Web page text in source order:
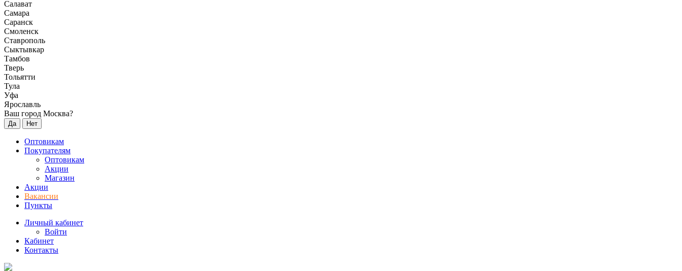
Салават
Самара
Саранск
Смоленск
Ставрополь
Сыктывкар
Тамбов
Тверь
Тольятти
Тула
Уфа
Ярославль
Ваш город Москва?
Да Нет
Оптовикам
Покупателям
Оптовикам
Акции
Магазин
Акции
Вакансии
Пункты
Личный кабинет
Войти
Кабинет
Контакты